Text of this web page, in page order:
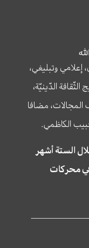
إعلامي وتبليغي،
الدّينيّة،
مضافا
الكاظمي.
٤,٨٠٠,٠٠٠ مرة خلال الستة أشهر
محركات